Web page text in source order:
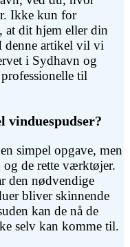
Ikke kun for
at dit hjem eller din
denne artikel vil vi
i Sydhavn og
til
vinduespudser?
simpel opgave, men
de rette værktøjer.
den nødvendige
bliver skinnende
kan de nå de
selv kan komme til.